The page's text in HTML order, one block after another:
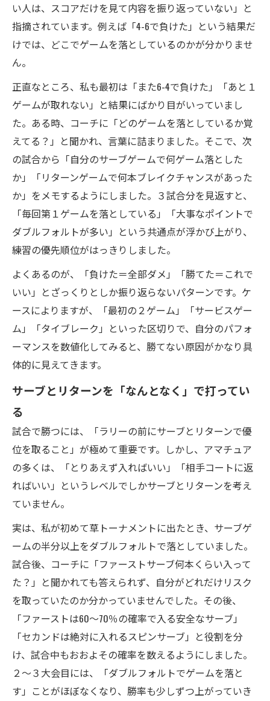
い人は、スコアだけを見て内容を振り返っていない」と
指摘されています。例えば「4-6で負けた」という結果だ
けでは、どこでゲームを落としているのかが分かりませ
ん。
正直なところ、私も最初は「また6-4で負けた」「あと１
ゲームが取れない」と結果にばかり目がいっていまし
た。ある時、コーチに「どのゲームを落としているか覚
えてる？」と聞かれ、言葉に詰まりました。そこで、次
の試合から「自分のサーブゲームで何ゲーム落とした
か」「リターンゲームで何本ブレイクチャンスがあった
か」をメモするようにしました。３試合分を見返すと、
「毎回第１ゲームを落としている」「大事なポイントで
ダブルフォルトが多い」という共通点が浮かび上がり、
練習の優先順位がはっきりしました。
よくあるのが、「負けた＝全部ダメ」「勝てた＝これで
いい」とざっくりとしか振り返らないパターンです。ケ
ースによりますが、「最初の２ゲーム」「サービスゲー
ム」「タイブレーク」といった区切りで、自分のパフォ
ーマンスを数値化してみると、勝てない原因がかなり具
体的に見えてきます。
サーブとリターンを「なんとなく」で打ってい
る
試合で勝つには、「ラリーの前にサーブとリターンで優
位を取ること」が極めて重要です。しかし、アマチュア
の多くは、「とりあえず入ればいい」「相手コートに返
ればいい」というレベルでしかサーブとリターンを考え
ていません。
実は、私が初めて草トーナメントに出たとき、サーブゲ
ームの半分以上をダブルフォルトで落としていました。
試合後、コーチに「ファーストサーブ何本くらい入って
た？」と聞かれても答えられず、自分がどれだけリスク
を取っていたのか分かっていませんでした。その後、
「ファーストは60〜70％の確率で入る安全なサーブ」
「セカンドは絶対に入れるスピンサーブ」と役割を分
け、試合中もおおよその確率を数えるようにしました。
２〜３大会目には、「ダブルフォルトでゲームを落と
す」ことがほぼなくなり、勝率も少しずつ上がっていき